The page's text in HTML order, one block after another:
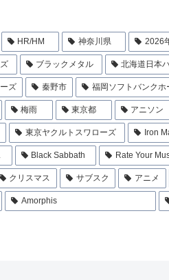
HR/HM 神奈川県 2026
ブラックメタル 北海道日本
ズ 秦野市 福岡ソフトバンクホ
梅雨 東京都 アニソン
東京ヤクルトスワローズ Iron
Black Sabbath Rate Your
クリスマス サブスク アニメ
Amorphis